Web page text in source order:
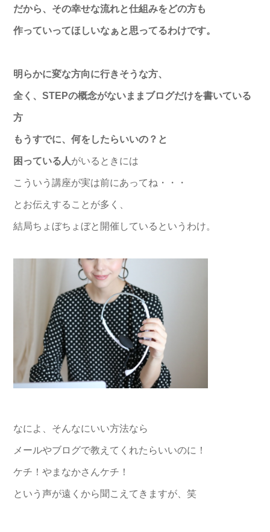
だから、その幸せな流れと仕組みをどの方も
作っていってほしいなぁと思ってるわけです。
明らかに変な方向に行きそうな方、
全く、STEPの概念がないままブログだけを書いている
方
もうすでに、何をしたらいいの？と
困っている人がいるときには
こういう講座が実は前にあってね・・・
とお伝えすることが多く、
結局ちょぼちょぼと開催しているというわけ。
なによ、そんなにいい方法なら
メールやブログで教えてくれたらいいのに！
ケチ！やまなかさんケチ！
という声が遠くから聞こえてきますが、笑